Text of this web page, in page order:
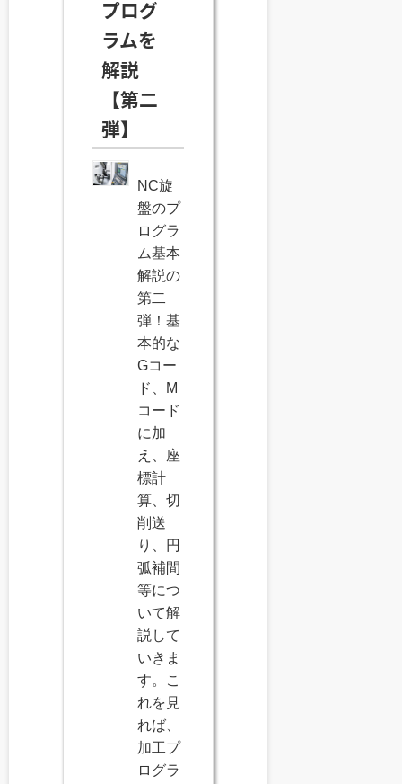
プログ
ラムを
解説
【第二
弾】
NC旋
盤のプ
ログラ
ム基本
解説の
第二
弾！基
本的な
Gコー
ド、M
コード
に加
え、座
標計
算、切
削送
り、円
弧補間
等につ
いて解
説して
いきま
す。こ
れを見
れば、
加工プ
ログラ